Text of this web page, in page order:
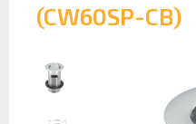
(CW60SP-CB)